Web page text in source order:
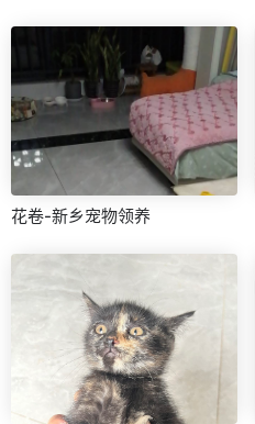
花卷-新乡宠物领养